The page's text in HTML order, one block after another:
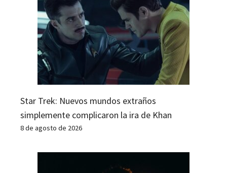
Star Trek: Nuevos mundos extraños
simplemente complicaron la ira de Khan
8 de agosto de 2026